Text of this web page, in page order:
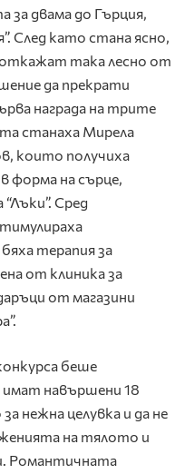
за двама до Гърция,
След като стана ясно,
така лесно от
да прекрати
награда на трите
станаха Мирела
които получиха
форма на сърце,
Сред
терапия за
от клиника за
от магазини
беше
навършени 18
нежна целувка и да не
на тялото и
Романтичната